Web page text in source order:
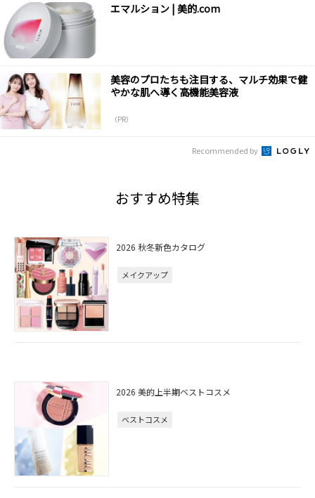
エマルション | 美的.com
美容のプロたちも注目する、マルチ効果で健
やかな肌へ導く高機能美容液
（PR）
Recommended by
おすすめ特集
2026 秋冬新色カタログ
メイクアップ
2026 美的上半期ベストコスメ
ベストコスメ